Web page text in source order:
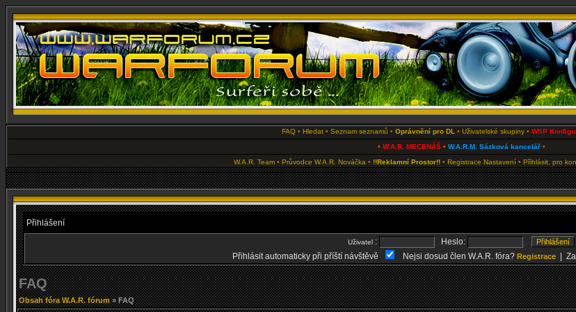
FAQ • Hledat • Seznam seznamů • Oprávnění pro DL • Uživatelské skupiny • WSP
• W.A.R. MECENÁŠ • W.A.R.M. Sázková kancelář •
W.A.R. Team• Průvodce W.A.R. Nováčka • !!Reklamní Prostor!!• Registrace Nastavení• Přihlásit, pro
Přihlášení
Uživatel :
Heslo:
Přihlásit automaticky při příští návštěvě
Nejsi dosud člen W.A.R. fóra? Registrace|
FAQ
Obsah fóra W.A.R. fórum» FAQ